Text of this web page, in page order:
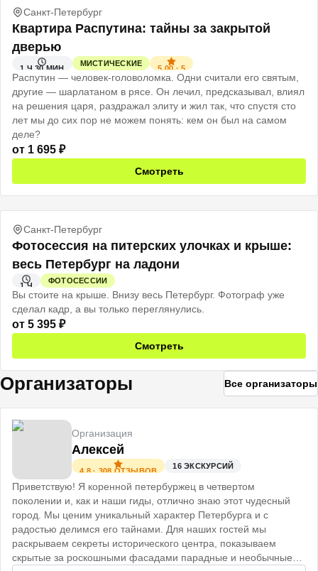
Санкт-Петербург
Квартира Распутина: тайны за закрытой
дверью
1 Ч 30 МИН
МИСТИЧЕСКИЕ
5.00· 5
Распутин — человек-головоломка. Одни считали его святым,
другие — шарлатаном в рясе. Он лечил, предсказывал, влиял
на решения царя, раздражал элиту и жил так, что спустя сто
лет мы до сих пор не можем понять: кем он был на самом
деле?
от 1 695 ₽
Смотреть
Санкт-Петербург
Фотосессия на питерских улочках и крыше:
весь Петербург на ладони
1 Ч
ФОТОСЕССИИ
Вы стоите на крыше. Внизу весь Петербург. Фотограф уже
сделал кадр, а вы только переглянулись.
от 5 395 ₽
Смотреть
Организаторы Все организаторы
Организация
Алексей
4.8· 308 ОТЗЫВОВ
16ЭКСКУРСИЙ
Приветствую! Я коренной петербуржец в четвертом
поколении и, как и наши гиды, отлично знаю этот чудесный
город. Мы ценим уникальный характер Петербурга и с
радостью делимся его тайнами. Для наших гостей мы
раскрываем секреты исторического центра, показываем
скрытые за роскошными фасадами парадные и необычные